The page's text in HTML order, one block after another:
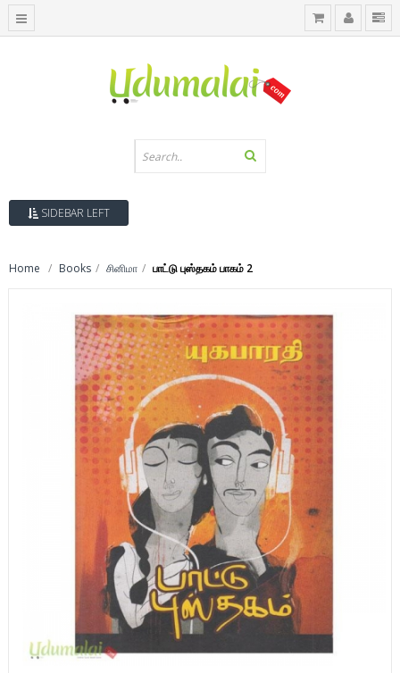
SIDEBAR LEFT
Home Books சினிமா பாட்டு புஸ்தகம் பாகம் 2